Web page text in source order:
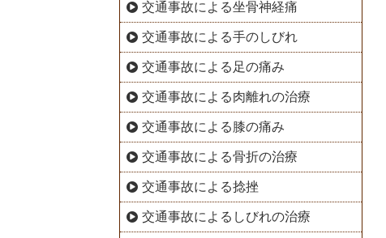
交通事故による坐骨神経痛
交通事故による手のしびれ
交通事故による足の痛み
交通事故による肉離れの治療
交通事故による膝の痛み
交通事故による骨折の治療
交通事故による捻挫
交通事故によるしびれの治療